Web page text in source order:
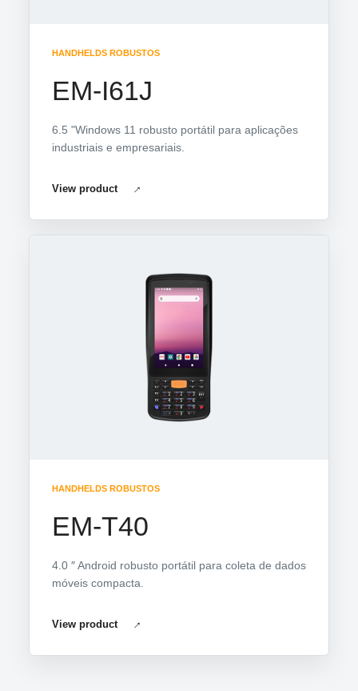
HANDHELDS ROBUSTOS
EM-I61J
6.5 "Windows 11 robusto portátil para aplicações
industriais e empresariais.
View product
HANDHELDS ROBUSTOS
EM-T40
4.0 ″ Android robusto portátil para coleta de dados
móveis compacta.
View product